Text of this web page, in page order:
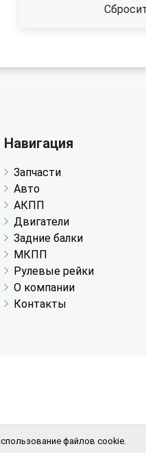
Навигация
Запчасти
Авто
АКПП
Двигатели
Задние балки
МКПП
Рулевые рейки
О компании
Контакты
файлов cookie.